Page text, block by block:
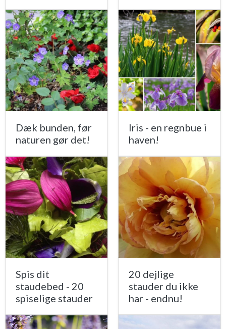
Dæk bunden, før
naturen gør det!
Iris - en regnbue i
haven!
Spis dit
staudebed - 20
spiselige stauder
20 dejlige
stauder du ikke
har - endnu!